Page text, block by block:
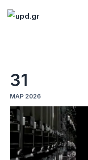
Games
Futuring
31
ΜΑΡ 2026